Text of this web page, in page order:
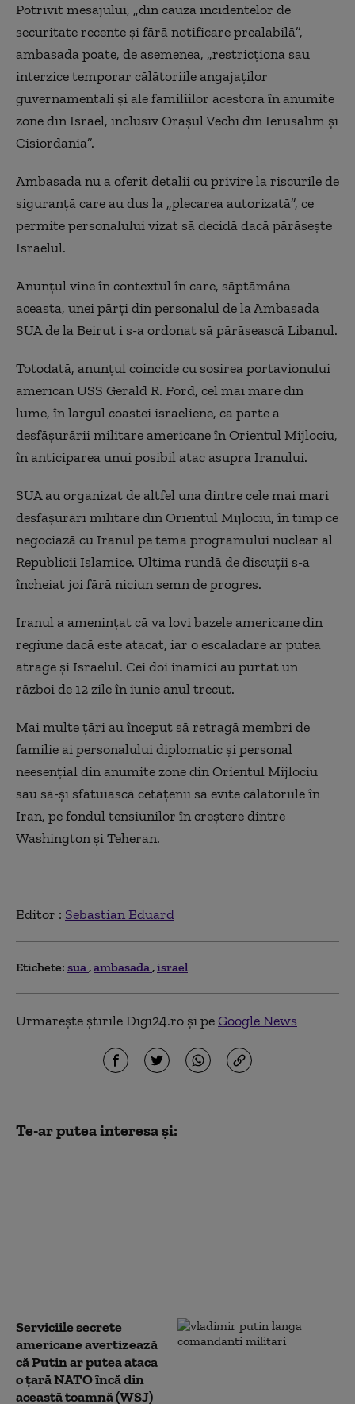
Potrivit mesajului, „din cauza incidentelor de
securitate recente şi fără notificare prealabilă”,
ambasada poate, de asemenea, „restricţiona sau
interzice temporar călătoriile angajaţilor
guvernamentali şi ale familiilor acestora în anumite
zone din Israel, inclusiv Oraşul Vechi din Ierusalim şi
Cisiordania”.
Ambasada nu a oferit detalii cu privire la riscurile de
siguranţă care au dus la „plecarea autorizată”, ce
permite personalului vizat să decidă dacă părăseşte
Israelul.
Anunţul vine în contextul în care, săptămâna
aceasta, unei părţi din personalul de la Ambasada
SUA de la Beirut i s-a ordonat să părăsească Libanul.
Totodată, anunţul coincide cu sosirea portavionului
american USS Gerald R. Ford, cel mai mare din
lume, în largul coastei israeliene, ca parte a
desfăşurării militare americane în Orientul Mijlociu,
în anticiparea unui posibil atac asupra Iranului.
SUA au organizat de altfel una dintre cele mai mari
desfăşurări militare din Orientul Mijlociu, în timp ce
negociază cu Iranul pe tema programului nuclear al
Republicii Islamice. Ultima rundă de discuţii s-a
încheiat joi fără niciun semn de progres.
Iranul a ameninţat că va lovi bazele americane din
regiune dacă este atacat, iar o escaladare ar putea
atrage şi Israelul. Cei doi inamici au purtat un
război de 12 zile în iunie anul trecut.
Mai multe ţări au început să retragă membri de
familie ai personalului diplomatic şi personal
neesenţial din anumite zone din Orientul Mijlociu
sau să-şi sfătuiască cetăţenii să evite călătoriile în
Iran, pe fondul tensiunilor în creştere dintre
Washington şi Teheran.
Editor : Sebastian Eduard
Etichete: sua ambasada israel
Urmărește știrile Digi24.ro și peGoogle News
Te-ar putea interesa și:
Serviciile secrete
americane avertizează
că Putin ar putea ataca
o țară NATO încă din
această toamnă (WSJ)